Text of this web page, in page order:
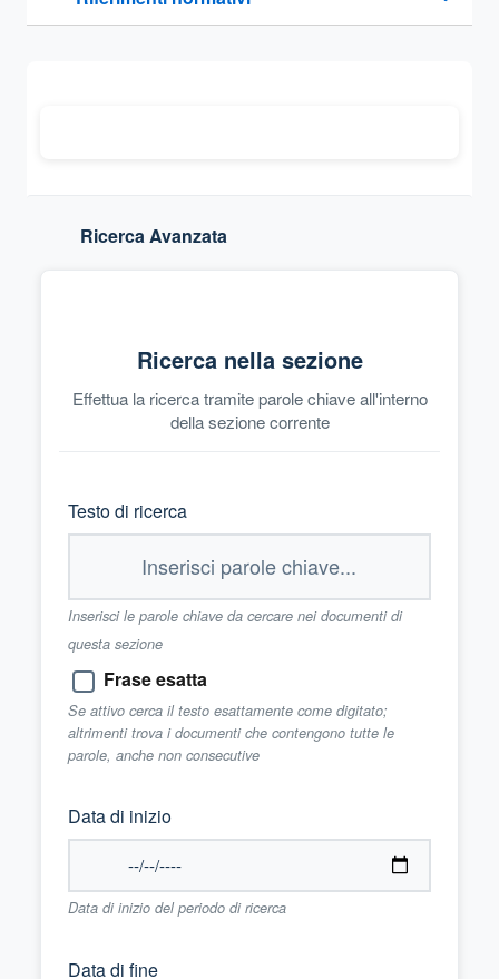
Sezione compressa
Ricerca Avanzata
Ricerca nella sezione
Effettua la ricerca tramite parole chiave all'interno
della sezione corrente
Testo di ricerca
Inserisci le parole chiave da cercare nei documenti di
questa sezione
Frase esatta
Se attivo cerca il testo esattamente come digitato;
altrimenti trova i documenti che contengono tutte le
parole, anche non consecutive
Data di inizio
Data di inizio del periodo di ricerca
Data di fine